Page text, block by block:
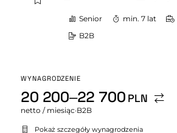
Senior min. 7 lat
B2B
WYNAGRODZENIE
20 200–22 700 PLN
netto / miesiąc·B2B
Pokaż szczegóły wynagrodzenia